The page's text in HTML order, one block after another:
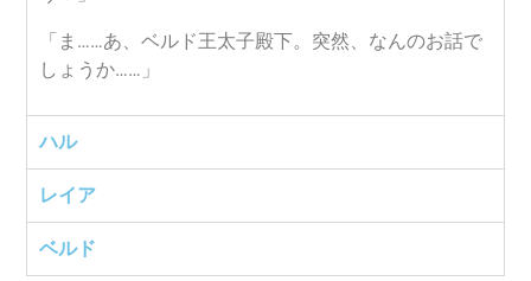
「ま……あ、ベルド王太子殿下。突然、なんのお話で
しょうか……」
ハル
レイア
ベルド